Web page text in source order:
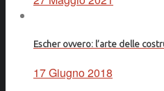
Escher ovvero: l’arte delle
17 Giugno 2018